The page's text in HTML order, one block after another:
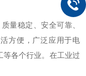
量稳定、安全可靠、
方便，广泛应用于电
等各个行业。在工业过